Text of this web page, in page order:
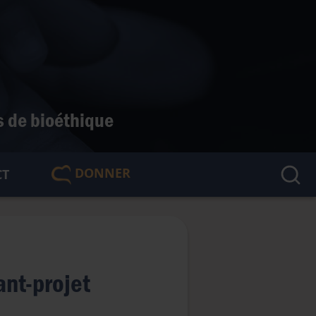
de bioéthique
DONNER
projet